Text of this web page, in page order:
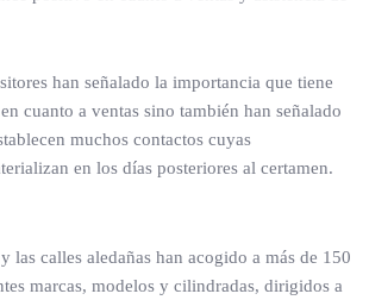
han señalado la importancia que tiene
cuanto a ventas sino también han señalado
muchos contactos cuyas
en los días posteriores al certamen.
las calles aledañas han acogido a más de 150
marcas, modelos y cilindradas, dirigidos a